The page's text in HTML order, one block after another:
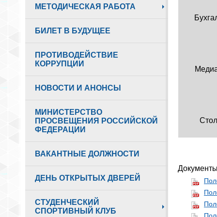
МЕТОДИЧЕСКАЯ РАБОТА
БИЛЕТ В БУДУЩЕЕ
ПРОТИВОДЕЙСТВИЕ
КОРРУПЦИИ
НОВОСТИ И АНОНСЫ
МИНИСТЕРСТВО
ПРОСВЕЩЕНИЯ РОССИЙСКОЙ
ФЕДЕРАЦИИ
ВАКАНТНЫЕ ДОЛЖНОСТИ
ДЕНЬ ОТКРЫТЫХ ДВЕРЕЙ
СТУДЕНЧЕСКИЙ
СПОРТИВНЫЙ КЛУБ